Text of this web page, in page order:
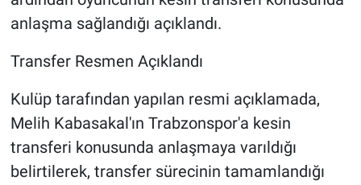
anlaşma sağlandığı açıklandı.
Transfer Resmen Açıklandı
Kulüp tarafından yapılan resmi açıklamada,
Melih Kabasakal'ın Trabzonspor'a kesin
transferi konusunda anlaşmaya varıldığı
belirtilerek, transfer sürecinin tamamlandığı